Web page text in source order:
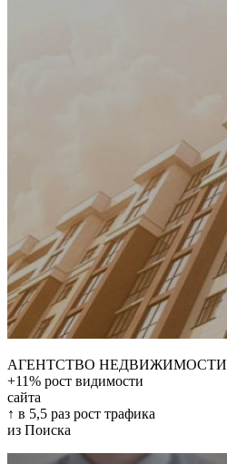
АГЕНТСТВО НЕДВИЖИМОСТИ
+11% рост видимости
сайта
↑ в 5,5 раз рост трафика
из Поиска